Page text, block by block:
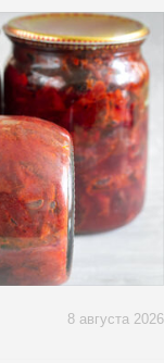
8 августа 2026